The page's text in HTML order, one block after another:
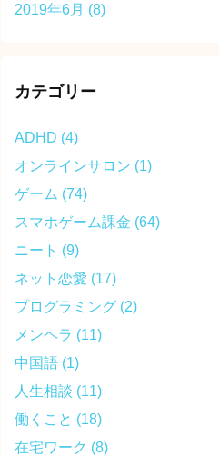
2019年6月 (8)
カテゴリー
ADHD (4)
オンラインサロン (1)
ゲーム (74)
スマホゲーム課金 (64)
ニート (9)
ネット恋愛 (17)
プログラミング (2)
メンヘラ (11)
中国語 (1)
人生相談 (11)
働くこと (18)
在宅ワーク (8)